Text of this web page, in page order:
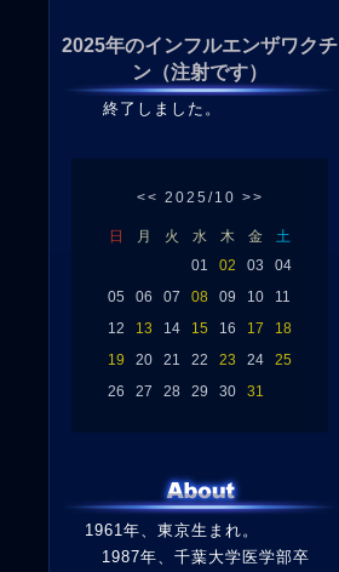
2025年のインフルエンザワクチ
ン（注射です）
終了しました。
<< 2025/10 >>
日 月 火 水 木 金
土
01
02 03
04
05
06 07 08 09 10
11
12
13 14 15 16 17
18
19
20 21 22 23 24
25
26
27 28 29 30 31
1961年、東京生まれ。
1987年、千葉大学医学部卒